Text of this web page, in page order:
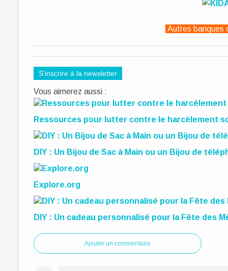
Autres banques
S'inscrire à la newsletter
Vous aimerez aussi :
Ressources pour lutter contre le harcèlement
DIY : Un Bijou de Sac à Main ou un Bijou de
Explore.org
DIY : Un cadeau personnalisé pour la Fête des
Ajouter un commentaire